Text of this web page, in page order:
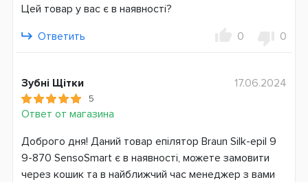
Бритвенная головка
Для точечного удаления волос
Дополнительные опции
Влажная эпиляция
Подсветка
Количество пинцетов
40
Цей товар у вас є в наявності?
Ответить
0 0
Зубні Щітки
5
Ответ от магазина
17.06.2024
Доброго дня! Даний товар епілятор Braun Silk-epil 9
9-870 SensoSmart є в наявності, можете замовити
через кошик та в найближчий час менеджер з вами